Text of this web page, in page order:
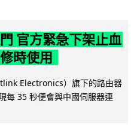
官方緊急下架止血
時使用
Electronics）旗下的路由器
每 35 秒便會與中國伺服器連